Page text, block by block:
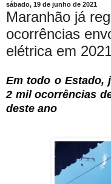
sábado, 19 de junho de 2021
Maranhão já
ocorrências
elétrica em
Em todo o Estado,
2 mil ocorrências
deste ano